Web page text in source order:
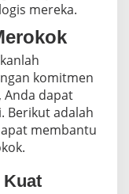
mereka.
komitmen
Anda dapat
Berikut adalah
membantu
Kuat